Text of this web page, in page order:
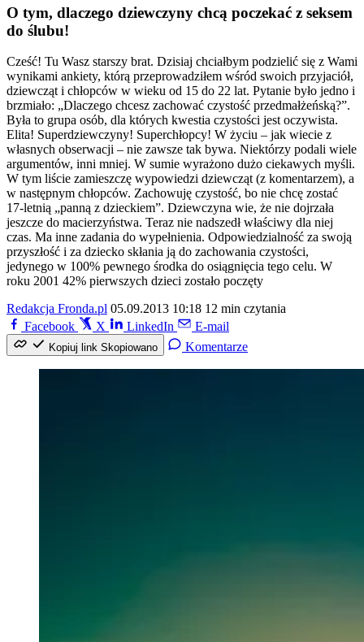
O tym, dlaczego dziewczyny chcą poczekać z seksem
do ślubu!
Cześć! Tu Wasz starszy brat. Dzisiaj chciałbym podzielić się z Wami
wynikami ankiety, którą przeprowadziłem wśród swoich przyjaciół,
dziewcząt i chłopców w wieku od 15 do 22 lat. Pytanie było jedno i
brzmiało: „Dlaczego chcesz zachować czystość przedmałżeńską?”.
Była to grupa osób, dla których kwestia czystości jest oczywista.
Elita! Superdziewczyny! Superchłopcy! W życiu – jak wiecie z
własnych obserwacji – nie zawsze tak bywa. Niektórzy podali wiele
argumentów, inni mniej. W sumie wyrażono dużo ciekawych myśli.
W tym liście zamieszczę wypowiedzi dziewcząt (z komentarzem), a
w następnym chłopców. Zachowuję czystość, bo nie chcę zostać
17-letnią „panną z dzieckiem”. Dziewczyna wie, że nie dojrzała
jeszcze do macierzyństwa. Teraz nie nadszedł właściwy dla niej
czas. Ma inne zadania do wypełnienia. Odpowiedzialność za swoją
przyszłość i za dziecko skłania ją do zachowania czystości,
jedynego w 100% pewnego środka do osiągnięcia tego celu. W
roku 2001 42% pierwszych dzieci zostało poczęty
Redakcja Fronda.pl 05.09.2013 10:18 12 min czytania
Facebook
X LinkedIn E-mail
Kopiuj link Skopiowano Komentarze